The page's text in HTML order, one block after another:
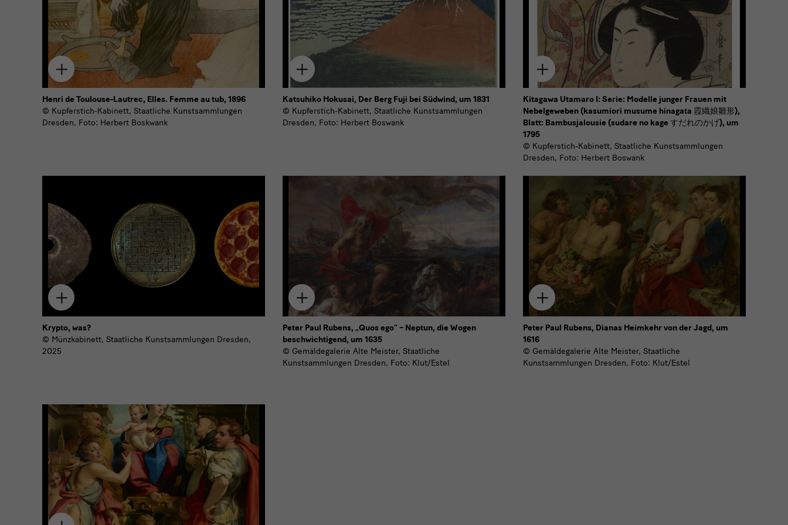
Zum
Download
hinzufügen
Henri de Toulouse-Lautrec, Elles. Femme au tub, 1896
© Kupferstich-Kabinett, Staatliche Kunstsammlungen
Dresden, Foto: Herbert Boskwank
Zum
Download
hinzufügen
Katsuhiko Hokusai, Der Berg Fuji bei Südwind, um 1831
© Kupferstich-Kabinett, Staatliche Kunstsammlungen
Dresden, Foto: Herbert Boswank
Zum
Download
hinzufügen
Kitagawa Utamaro I: Serie: Modelle junger Frauen mit
Nebelgeweben (kasumiori musume hinagata 霞織娘雛形),
Blatt: Bambusjalousie (sudare no kage すだれのかげ), um
1795
© Kupferstich-Kabinett, Staatliche Kunstsammlungen
Dresden, Foto: Herbert Boswank
Zum
Download
hinzufügen
Krypto, was?
© Münzkabinett, Staatliche Kunstsammlungen Dresden,
2025
Zum
Download
hinzufügen
Peter Paul Rubens, „Quos ego“ – Neptun, die Wogen
beschwichtigend, um 1635
© Gemäldegalerie Alte Meister, Staatliche
Kunstsammlungen Dresden, Foto: Klut/Estel
Zum
Download
hinzufügen
Peter Paul Rubens, Dianas Heimkehr von der Jagd, um
1616
© Gemäldegalerie Alte Meister, Staatliche
Kunstsammlungen Dresden, Foto: Klut/Estel